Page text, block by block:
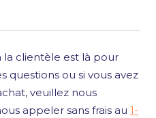
la clientèle est là pour
questions ou si vous avez
veuillez nous
appeler sans frais au 1-